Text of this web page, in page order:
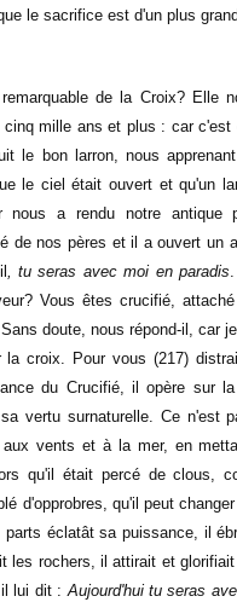
le sacrifice est d'un plus
de la Croix? Elle
mille ans et plus : car c'est
le bon larron, nous
le ciel était ouvert et qu'un
nous a rendu notre antique
de nos pères et il a ouvert un
, tu seras avec moi en paradis
Vous êtes crucifié,
doute, nous répond-il, car
la croix. Pour vous (217)
du Crucifié, il opère sur
vertu surnaturelle. Ce n'est
vents et à la mer, en
qu'il était percé de clous,
d'opprobres, qu'il peut
éclatât sa puissance, il
les rochers, il attirait et glorifiait
il lui dit :Aujourd'hui tu seras